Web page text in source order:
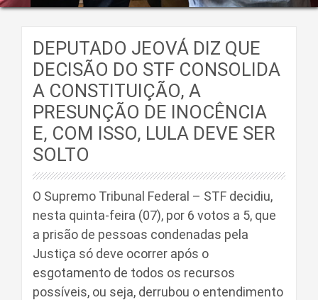
DEPUTADO JEOVÁ DIZ QUE
DECISÃO DO STF CONSOLIDA
A CONSTITUIÇÃO, A
PRESUNÇÃO DE INOCÊNCIA
E, COM ISSO, LULA DEVE SER
SOLTO
O Supremo Tribunal Federal – STF decidiu,
nesta quinta-feira (07), por 6 votos a 5, que
a prisão de pessoas condenadas pela
Justiça só deve ocorrer após o
esgotamento de todos os recursos
possíveis, ou seja, derrubou o entendimento